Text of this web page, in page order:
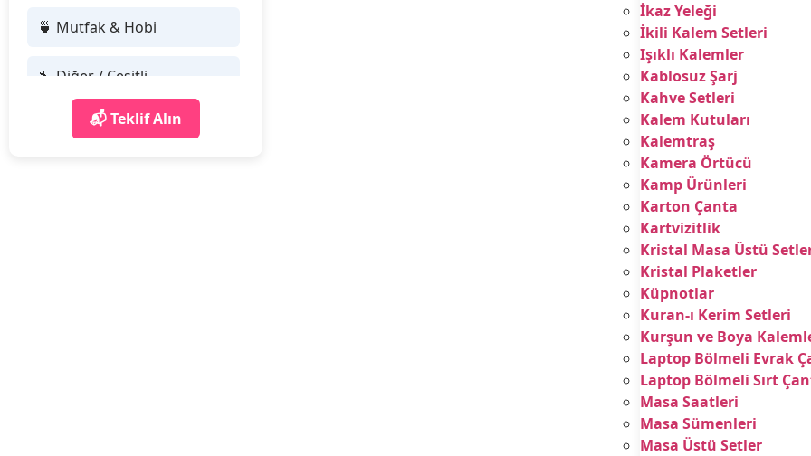
İkaz Yeleği
İkili Kalem Setleri
Işıklı Kalemler
Kablosuz Şarj
Kahve Setleri
Kalem Kutuları
Kalemtraş
Kamera Örtücü
Kamp Ürünleri
Karton Çanta
Kartvizitlik
Kristal Masa Üstü
Kristal Plaketler
Küpnotlar
Kuran-ı Kerim Setleri
Kurşun ve Boya
Laptop Bölmeli Evrak
Laptop Bölmeli Sırt
Masa Saatleri
Masa Sümenleri
Masa Üstü Setler
🍵 Mutfak & Hobi
🔧 Diğer / Çeşitli
📬 Teklif Alın